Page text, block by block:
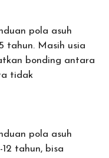
pola asuh
tahun. Masih usia
bonding antara
tidak
pola asuh
tahun, bisa